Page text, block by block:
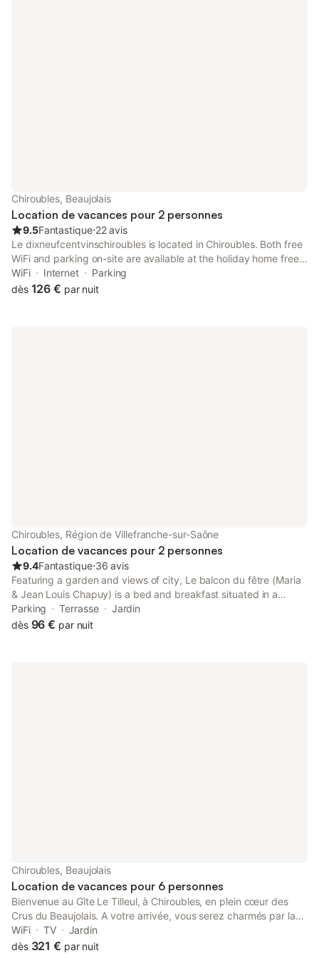
Chiroubles, Beaujolais
Location de vacances pour 2 personnes
9.5Fantastique⋅22 avis
Le dixneufcentvinschiroubles is located in Chiroubles. Both free
WiFi and parking on-site are available at the holiday home free
of charge. The property is non-smoking and is set 27 km from
Mâcon Exhibition Centre.
WiFi Internet
Parking
dès 126 € par nuit
Chiroubles, Région de Villefranche-sur-Saône
Location de vacances pour 2 personnes
9.4Fantastique⋅36 avis
Featuring a garden and views of city, Le balcon du fêtre (Maria
& Jean Louis Chapuy) is a bed and breakfast situated in a
historic building in Chiroubles, 27 km from Mâcon Exhibition
Centre.
Parking Terrasse
Jardin
dès 96 € par nuit
Chiroubles, Beaujolais
Location de vacances pour 6 personnes
Bienvenue au Gîte Le Tilleul, à Chiroubles, en plein cœur des
Crus du Beaujolais. A votre arrivée, vous serez charmés par la
vue panoramique qui s'offre sur les vignes à perte de vue, la
Vallée de la Saône et certains jours, la Chaîne des Alpes et le
WiFi TV
Jardin
dès 321 € par nuit